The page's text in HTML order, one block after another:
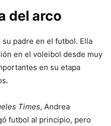
del arco
padre en el futbol. Ella
en el voleibol desde muy
en su etapa
Times, Andrea
futbol al principio, pero